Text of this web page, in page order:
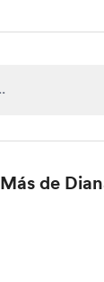
Más de